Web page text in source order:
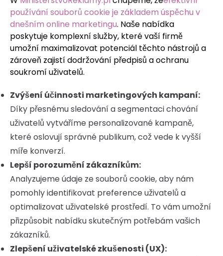
používání souborů cookie je základem úspěchu v
dnešním online marketingu. Naše nabídka
poskytuje komplexní služby, které vaší firmě
umožní maximalizovat potenciál těchto nástrojů a
zároveň zajistí dodržování předpisů a ochranu
soukromí uživatelů.
Zvýšení účinnosti marketingových kampaní:
Díky přesnému sledování a segmentaci chování
uživatelů vytváříme personalizované kampaně,
které oslovují správné publikum, což vede k vyšší
míře konverzí.
Lepší porozumění zákazníkům:
Analyzujeme údaje ze souborů cookie, aby nám
pomohly identifikovat preference uživatelů a
optimalizovat uživatelské prostředí. To vám umožní
přizpůsobit nabídku skutečným potřebám vašich
zákazníků.
Zlepšení uživatelské zkušenosti (UX):